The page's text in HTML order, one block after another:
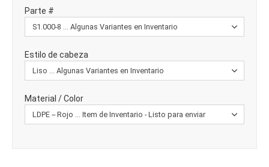
Parte #
Estilo de cabeza
Material / Color